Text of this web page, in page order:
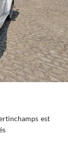
est